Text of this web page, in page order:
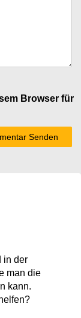
Browser für
in der
man die
kann.